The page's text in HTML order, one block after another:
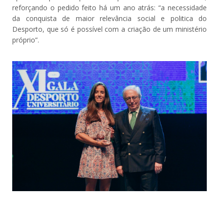
reforçando o pedido feito há um ano atrás: “a necessidade
da conquista de maior relevância social e politica do
Desporto, que só é possível com a criação de um ministério
próprio”.